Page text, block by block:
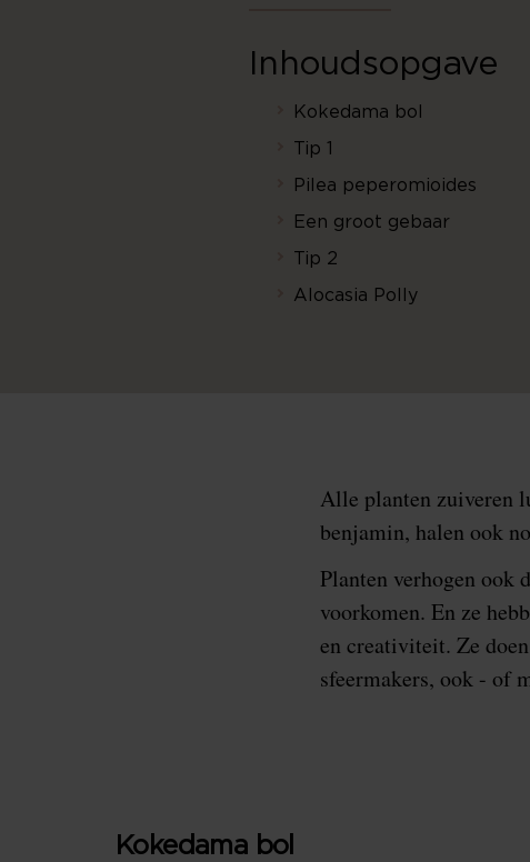
Inhoudsopgave
Kokedama bol
Tip 1
Pilea peperomioides
Een groot gebaar
Tip 2
Alocasia Polly
Alle planten zuiveren
benjamin, halen ook
Planten verhogen ook
voorkomen. En ze
en creativiteit. Ze
sfeermakers, ook - of
Kokedama bol